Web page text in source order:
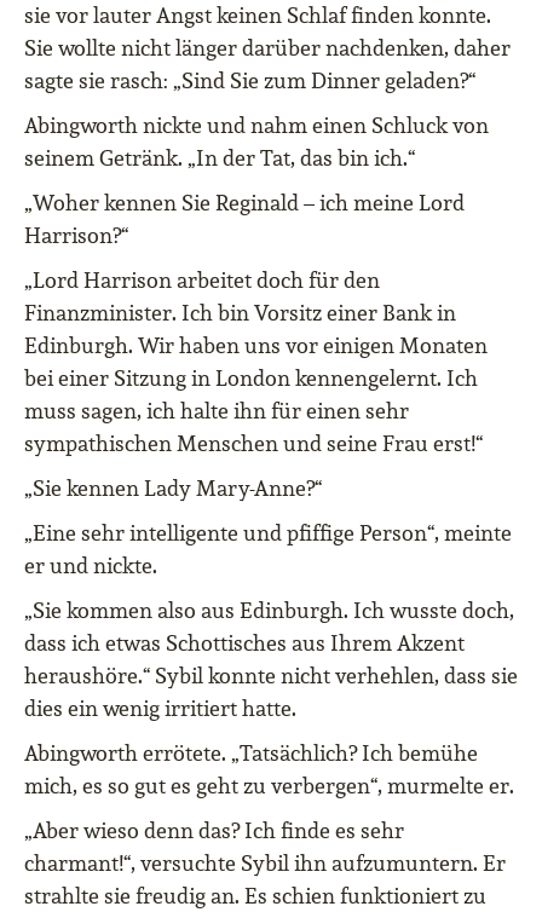
sie vor lauter Angst keinen Schlaf finden konnte.
Sie wollte nicht länger darüber nachdenken, daher
sagte sie rasch: „Sind Sie zum Dinner geladen?“
Abingworth nickte und nahm einen Schluck von
seinem Getränk. „In der Tat, das bin ich.“
„Woher kennen Sie Reginald – ich meine Lord
Harrison?“
„Lord Harrison arbeitet doch für den
Finanzminister. Ich bin Vorsitz einer Bank in
Edinburgh. Wir haben uns vor einigen Monaten
bei einer Sitzung in London kennengelernt. Ich
muss sagen, ich halte ihn für einen sehr
sympathischen Menschen und seine Frau erst!“
„Sie kennen Lady Mary-Anne?“
„Eine sehr intelligente und pfiffige Person“, meinte
er und nickte.
„Sie kommen also aus Edinburgh. Ich wusste doch,
dass ich etwas Schottisches aus Ihrem Akzent
heraushöre.“ Sybil konnte nicht verhehlen, dass sie
dies ein wenig irritiert hatte.
Abingworth errötete. „Tatsächlich? Ich bemühe
mich, es so gut es geht zu verbergen“, murmelte er.
„Aber wieso denn das? Ich finde es sehr
charmant!“, versuchte Sybil ihn aufzumuntern. Er
strahlte sie freudig an. Es schien funktioniert zu